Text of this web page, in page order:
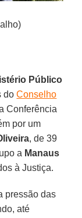
Público
doConselho
Conferência
por um
, de 39
a Manaus
à Justiça.
pressão das
até